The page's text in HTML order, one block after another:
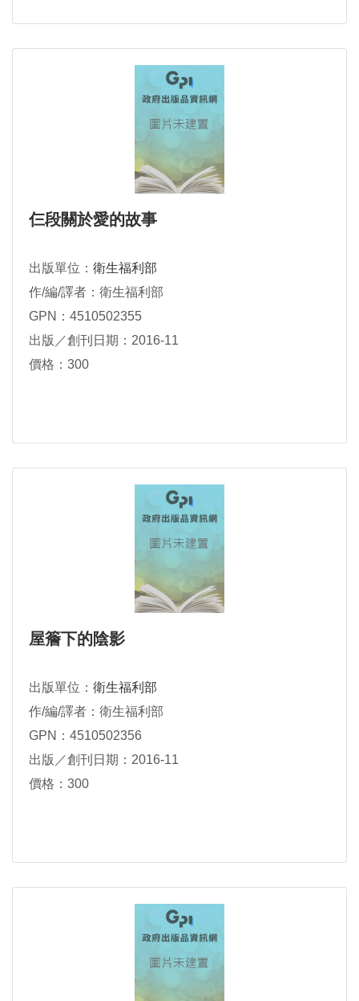
仨段關於愛的故事
出版單位： 衛生福利部
作/編/譯者：衛生福利部
GPN：4510502355
出版／創刊日期：2016-11
價格：300
屋簷下的陰影
出版單位： 衛生福利部
作/編/譯者：衛生福利部
GPN：4510502356
出版／創刊日期：2016-11
價格：300